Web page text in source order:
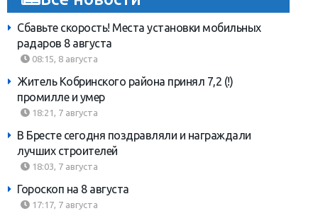
Сбавьте скорость! Места установки мобильных
радаров 8 августа
08:15, 8 августа
Житель Кобринского района принял 7,2 (!)
промилле и умер
18:21, 7 августа
В Бресте сегодня поздравляли и награждали
лучших строителей
18:03, 7 августа
Гороскоп на 8 августа
17:17, 7 августа